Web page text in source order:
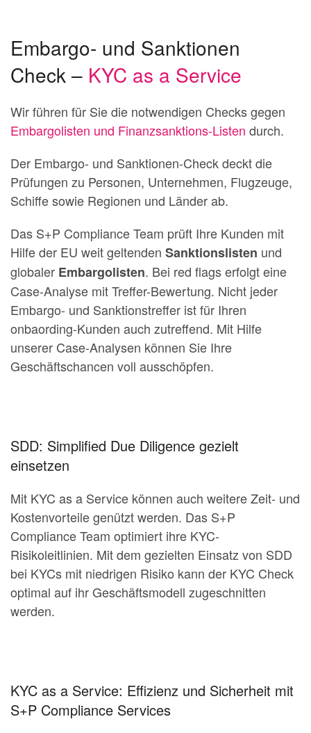
Embargo- und Sanktionen
Check – KYC as a Service
Wir führen für Sie die notwendigen Checks gegen
Embargolisten und Finanzsanktions-Listen durch.
Der Embargo- und Sanktionen-Check deckt die
Prüfungen zu Personen, Unternehmen, Flugzeuge,
Schiffe sowie Regionen und Länder ab.
Das S+P Compliance Team prüft Ihre Kunden mit
Hilfe der EU weit geltenden Sanktionslisten und
globaler Embargolisten. Bei red flags erfolgt eine
Case-Analyse mit Treffer-Bewertung. Nicht jeder
Embargo- und Sanktionstreffer ist für Ihren
onbaording-Kunden auch zutreffend. Mit Hilfe
unserer Case-Analysen können Sie Ihre
Geschäftschancen voll ausschöpfen.
SDD: Simplified Due Diligence gezielt
einsetzen
Mit KYC as a Service können auch weitere Zeit- und
Kostenvorteile genützt werden. Das S+P
Compliance Team optimiert ihre KYC-
Risikoleitlinien. Mit dem gezielten Einsatz von SDD
bei KYCs mit niedrigen Risiko kann der KYC Check
optimal auf ihr Geschäftsmodell zugeschnitten
werden.
KYC as a Service: Effizienz und Sicherheit mit
S+P Compliance Services